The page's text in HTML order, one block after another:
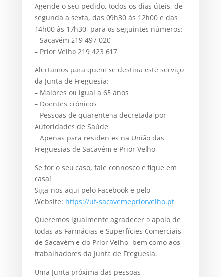
Agende o seu pedido, todos os dias úteis, de
segunda a sexta, das 09h30 às 12h00 e das
14h00 às 17h30, para os seguintes números:
– Sacavém 219 497 020
– Prior Velho 219 423 617
Alertamos para quem se destina este serviço
da Junta de Freguesia:
– Maiores ou igual a 65 anos
– Doentes crónicos
– Pessoas de quarentena decretada por
Autoridades de Saúde
– Apenas para residentes na União das
Freguesias de Sacavém e Prior Velho
Se for o seu caso, fale connosco e fique em
casa!
Siga-nos aqui pelo Facebook e pelo
Website: https://uf-sacavemepriorvelho.pt
Queremos igualmente agradecer o apoio de
todas as Farmácias e Superfícies Comerciais
de Sacavém e do Prior Velho, bem como aos
trabalhadores da Junta de Freguesia.
Uma Junta próxima das pessoas